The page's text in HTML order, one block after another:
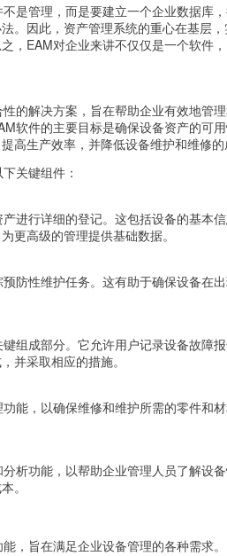
是管理，而是要建立一个企业数据库
。因此，资产管理系统的重心在基层
，EAM对企业来讲不仅仅是一个软件
的解决方案，旨在帮助企业有效地管
软件的主要目标是确保设备资产的可
高生产效率，并降低设备维护和维修的
关键组件：
进行详细的登记。这包括设备的基本
更高级的管理提供基础数据。
防性维护任务。这有助于确保设备在
组成部分。它允许用户记录设备故障
并采取相应的措施。
能，以确保维修和维护所需的零件和
析功能，以帮助企业管理人员了解设
。
，旨在满足企业设备管理的各种需求